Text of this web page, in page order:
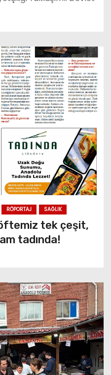
RÖPORTAJ SAĞLIK
tek çeşit,
tadında!